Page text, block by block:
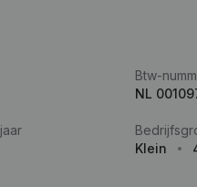
Btw-
NL
Klein